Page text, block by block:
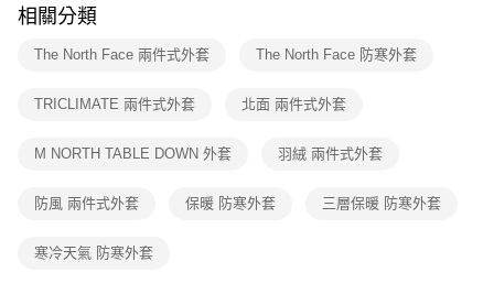
※ 交易是否成功請以「AFTEE先享後付 」之結帳頁面顯示為準，若有關於
是否繳費成功／繳費後需取消欲退款等相關疑問，請聯繫「AFTEE先享後付
客戶支援中心」https://netprotections.freshdesk.com/support/home
１．透過由恩沛科技股份有限公司提供之「AFTEE先享後付」服務完成之交
權轉讓予恩沛科技股份有限公司。
３．未成年的使用者請事先徵得法定代理人或監護人之同意方可使用
任。
相關分類
The North Face 兩件式外套 The North Face 防寒外套
TRICLIMATE 兩件式外套 北面 兩件式外套
M NORTH TABLE DOWN 外套 羽絨 兩件式外套
防風 兩件式外套 保暖 防寒外套 三層保暖 防寒外套
寒冷天氣 防寒外套